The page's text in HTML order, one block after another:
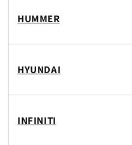
HUMMER
HYUNDAI
INFINITI